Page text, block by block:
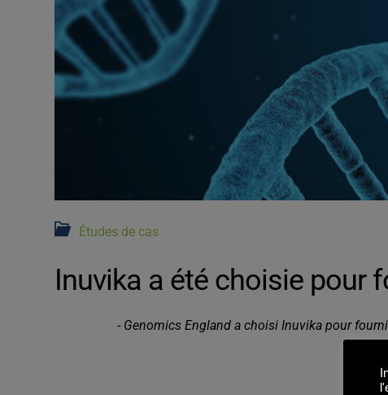
Études de cas
Inuvika a été choisie pour
- Genomics England a choisi Inuvika pour